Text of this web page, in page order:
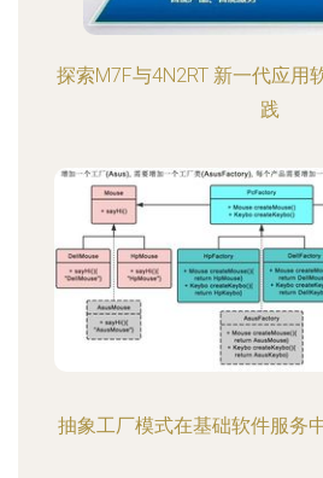
探索M7F与4N2RT 新一代应用
践
抽象工厂模式在基础软件服务